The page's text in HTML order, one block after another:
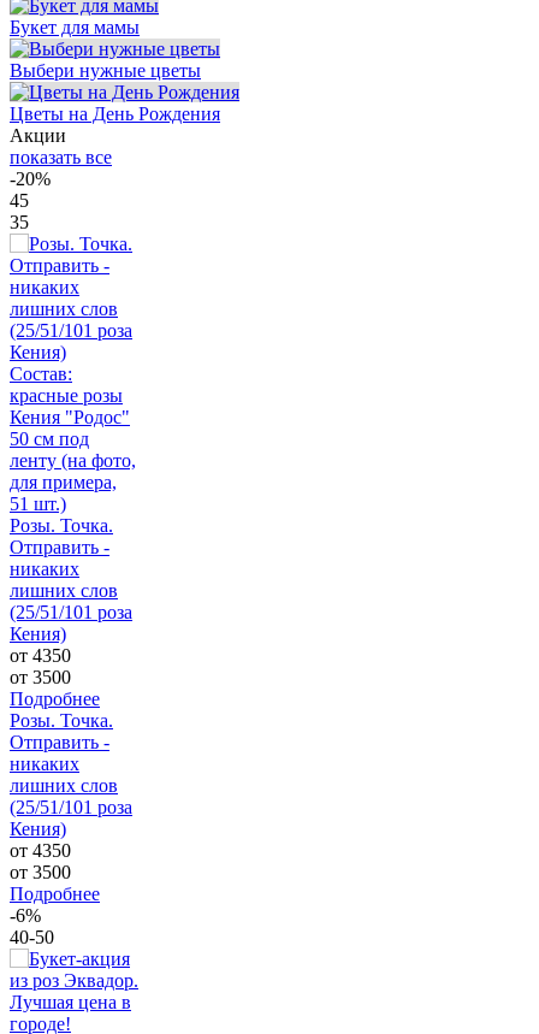
Букет для мамы
Выбери нужные цветы
Цветы на День Рождения
Акции
показать все
-20%
45
35
Состав:
красные розы
Кения "Родос"
50 см под
ленту (на фото,
для примера,
51 шт.)
Розы. Точка.
Отправить -
никаких
лишних слов
(25/51/101 роза
Кения)
от 4350
от 3500
Подробнее
Розы. Точка.
Отправить -
никаких
лишних слов
(25/51/101 роза
Кения)
от 4350
от 3500
Подробнее
-6%
40-50